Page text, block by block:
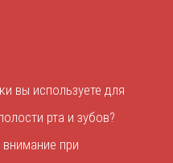
вы используете для
рта и зубов?
при